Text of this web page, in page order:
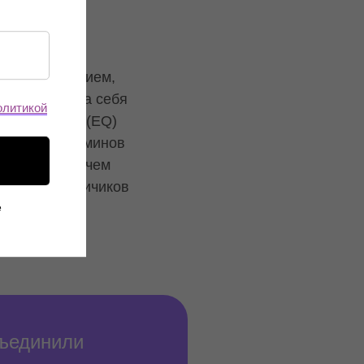
состоянием,
брать на себя
интеллект (EQ)
модных терминов
важнее, чем
из кирпичиков